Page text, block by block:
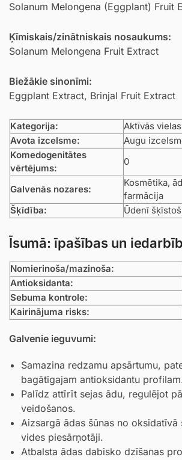
Solanum Melongena (Eggplant) Fruit
Ķīmiskais/zinātniskais nosaukums:
Solanum Melongena Fruit Extract
Biežākie sinonīmi:
Eggplant Extract, Brinjal Fruit Extract
Kategorija:
Aktīvās vielas
Avota izcelsme:
Augu
Komedogenitātes
vērtējums:
0
Galvenās nozares:
Kosmētika,
farmācija
Šķīdība:
Ūdenī
Īsumā: īpašības un
Nomierinoša/mazinoša:
Antioksidanta:
Sebuma kontrole:
Kairinājuma risks:
Galvenie ieguvumi:
Samazina redzamu apsārtumu,
bagātīgajam antioksidantu
Palīdz attīrīt sejas ādu, regulējot
veidošanos.
Aizsargā ādas šūnas no oksidatīvā
vides piesārņotāji.
Atbalsta ādas dabisko dzīšanas